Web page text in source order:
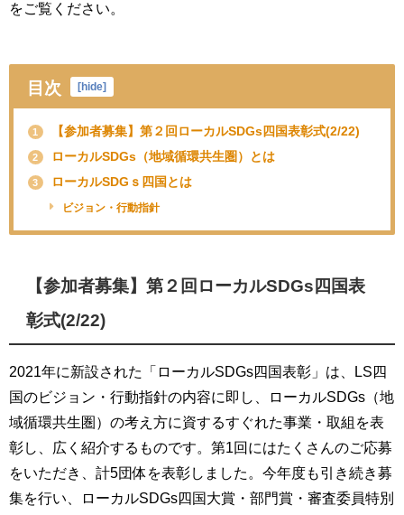
をご覧ください。
目次 [hide]
1 【参加者募集】第２回ローカルSDGs四国表彰式(2/22)
2 ローカルSDGs（地域循環共生圏）とは
3 ローカルSDGｓ四国とは
ビジョン・行動指針
【参加者募集】第２回ローカルSDGs四国表
彰式(2/22)
2021年に新設された「ローカルSDGs四国表彰」は、LS四
国のビジョン・行動指針の内容に即し、ローカルSDGs（地
域循環共生圏）の考え方に資するすぐれた事業・取組を表
彰し、広く紹介するものです。第1回にはたくさんのご応募
をいただき、計5団体を表彰しました。今年度も引き続き募
集を行い、ローカルSDGs四国大賞・部門賞・審査委員特別